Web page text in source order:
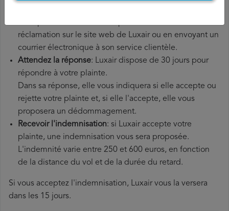
réclamation sur le site web de Luxair ou en envoyant un
courrier électronique à son service clientèle.
Attendez la réponse: Luxair dispose de 30 jours pour
répondre à votre plainte.
Dans sa réponse, elle vous indiquera si elle accepte ou
rejette votre plainte et, si elle l'accepte, elle vous
proposera un dédommagement.
Recevoir l'indemnisation: si Luxair accepte votre
plainte, une indemnisation vous sera proposée.
L'indemnité varie entre 250 et 600 euros, en fonction
de la distance du vol et de la durée du retard.
Si vous acceptez l'indemnisation, Luxair vous la versera
dans les 15 jours.